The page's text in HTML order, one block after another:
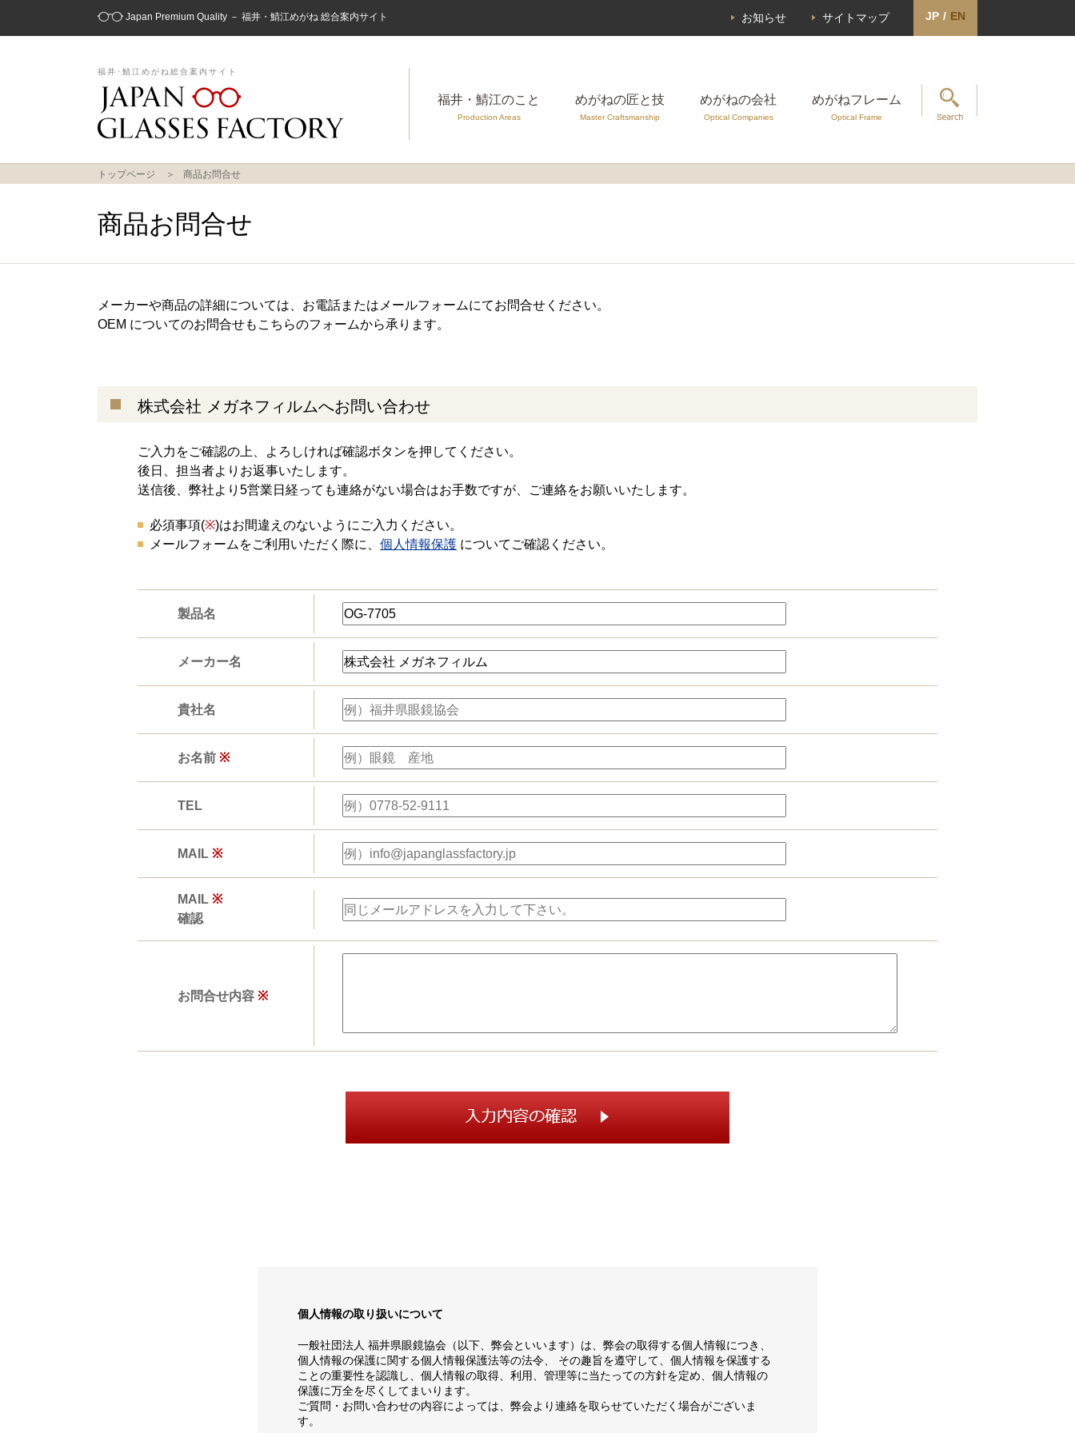
Japan Premium Quality － 福井・鯖江めがね 総合案内サイト お知らせ サイトマップ JP / EN
福井･鯖江めがね総合案内サイト
福井・鯖江のこと
Production Areas
めがねの匠と技
Master Craftsmanship
めがねの会社
Optical Companies
めがねフレーム
Optical Frame
トップページ 商品お問合せ
商品お問合せ
メーカーや商品の詳細については、お電話またはメールフォームにてお問合せください。
OEM についてのお問合せもこちらのフォームから承ります。
株式会社 メガネフィルムへお問い合わせ
ご入力をご確認の上、よろしければ確認ボタンを押してください。
後日、担当者よりお返事いたします。
送信後、弊社より5営業日経っても連絡がない場合はお手数ですが、ご連絡をお願いいたします。
必須事項(※)はお間違えのないようにご入力ください。
メールフォームをご利用いただく際に、 個人情報保護 についてご確認ください。
製品名
メーカー名
貴社名
お名前 ※
TEL
MAIL ※
MAIL ※
確認
お問合せ内容 ※
個人情報の取り扱いについて
一般社団法人 福井県眼鏡協会（以下、弊会といいます）は、弊会の取得する個人情報につき、
個人情報の保護に関する個人情報保護法等の法令、 その趣旨を遵守して、個人情報を保護する
ことの重要性を認識し、個人情報の取得、利用、管理等に当たっての方針を定め、個人情報の
保護に万全を尽くしてまいります。
ご質問・お問い合わせの内容によっては、弊会より連絡を取らせていただく場合がございま
す。